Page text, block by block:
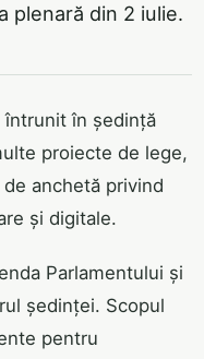
plenară din 2 iulie.
întrunit în ședință
proiecte de lege,
anchetă privind
și digitale.
Parlamentului și
ședinței. Scopul
pentru